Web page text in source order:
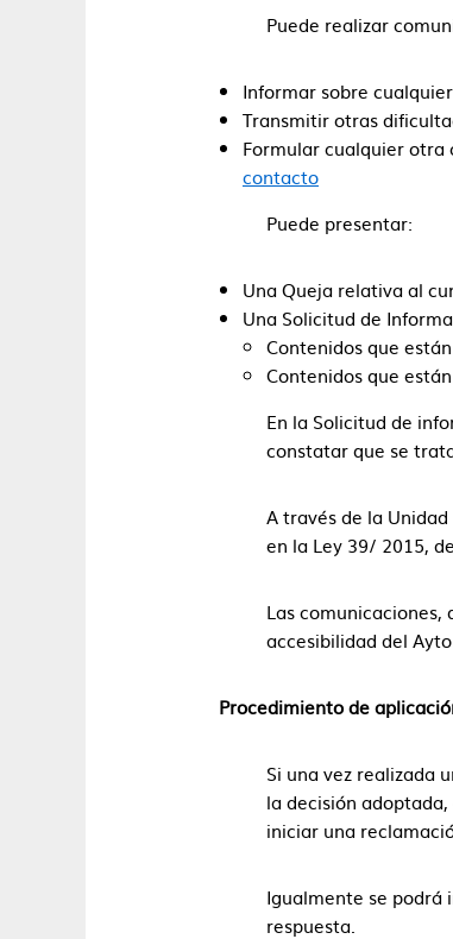
Puede realizar
Informar sobre
Transmitir otras
Formular cualquier otra
contacto
Puede presentar:
Una Queja relativa al
Una Solicitud de
Contenidos que
Contenidos que
En la Solicitud de
constatar que se
A través de la
en la Ley 39/ 2015,
Las
accesibilidad del
Procedimiento de
Si una vez realizada
la decisión
iniciar una
Igualmente se podrá
respuesta.